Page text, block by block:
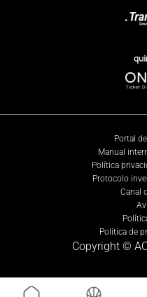
Portal
Manual
Política
Protocolo
Canal
Política de
Copyright ©